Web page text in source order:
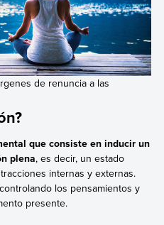
de renuncia a las
que consiste en inducir un
plena, es decir, un estado
internas y externas.
los pensamientos y
presente.